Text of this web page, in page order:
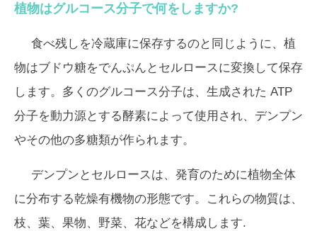
植物はグルコース分子で何をしますか?
食べ残しを冷蔵庫に保存するのと同じように、植
物はブドウ糖をでんぷんとセルロースに変換して保存
します。多くのグルコース分子は、生成された ATP
分子を動力源とする酵素によって使用され、デンプン
やその他の多糖類が作られます。
デンプンとセルロースは、発育のために植物全体
に分布する乾燥有機物の形態です。これらの物質は、
枝、葉、果物、野菜、花などを構成します.